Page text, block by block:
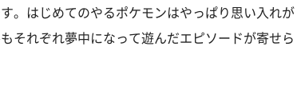
。はじめてのやるポケモンはやっぱり思い入れが
それぞれ夢中になって遊んだエピソードが寄せら